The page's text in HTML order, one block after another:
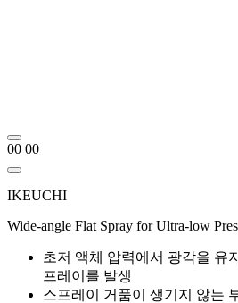
00 00
IKEUCHI
Wide-angle Flat Spray for Ultra-low
초저 액체 압력에서 광각을 유
프레이를 발생
스프레이 거품이 생기지 않는